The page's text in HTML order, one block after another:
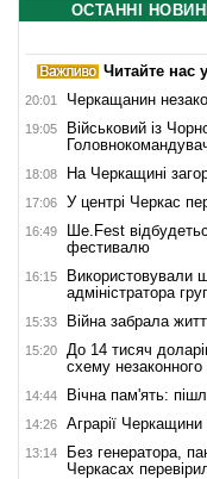
ОСТАННІ
Читайте нас
20:01 Черкащанин
19:05
Військовий із
18:08 На Черкащині
17:06 У центрі Черкас
16:49
Ше.Fest
фестивалю
16:15
Використовували
адміністратора
15:33 Війна забрала
15:20
До 14 тисяч
схему незаконного
14:44 Вічна пам'ять:
14:26 Аграрії
13:14
Без генератора,
Черкасах